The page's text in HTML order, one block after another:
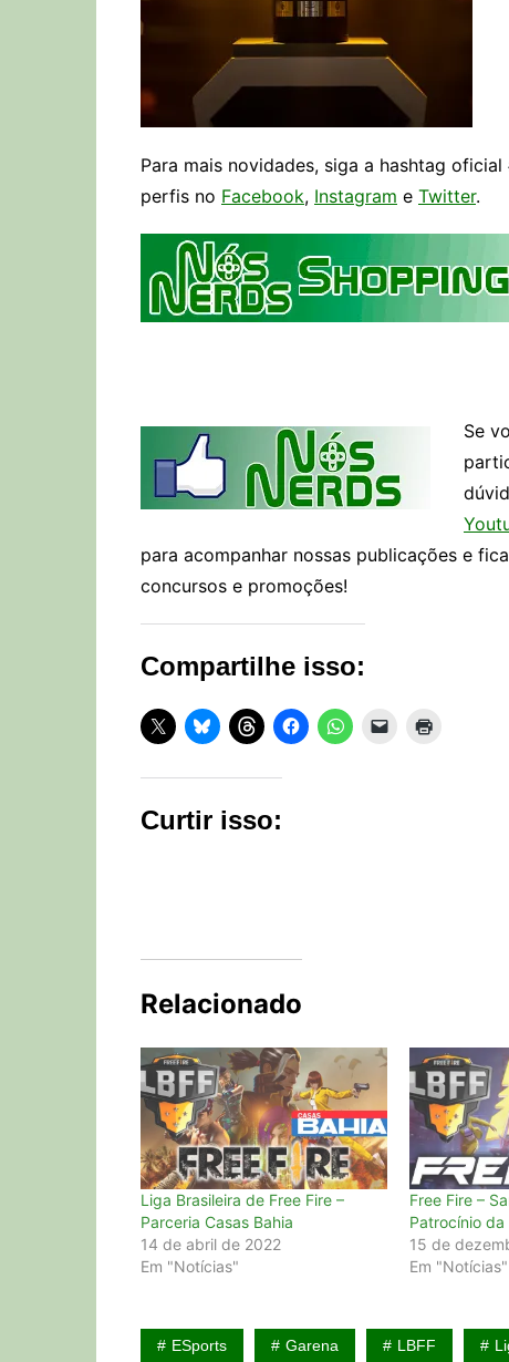
Para mais novidades, siga a hashtag
perfis no Facebook, Instagram e Twitter.
Se
para acompanhar nossas publicações e
concursos e promoções!
Compartilhe isso:
Curtir isso:
Relacionado
Liga Brasileira de Free Fire –
Parceria Casas Bahia
14 de abril de 2022
Em "Notícias"
Free Fire –
Patrocínio da
15 de
Em "Notícias"
ESports Garena LBFF